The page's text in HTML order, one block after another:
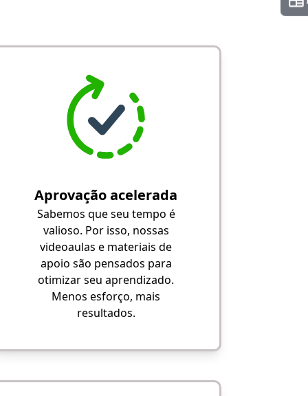
Aprovação acelerada
Sabemos que seu tempo é
valioso. Por isso, nossas
videoaulas e materiais de
apoio são pensados para
otimizar seu aprendizado.
Menos esforço, mais
resultados.